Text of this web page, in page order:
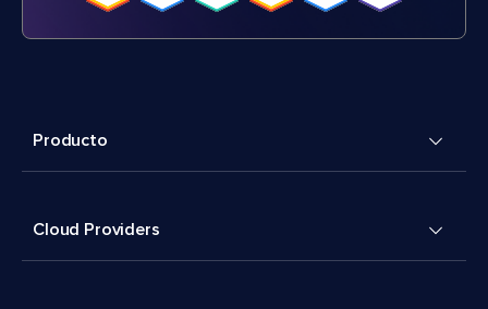
Producto
Cloud Providers